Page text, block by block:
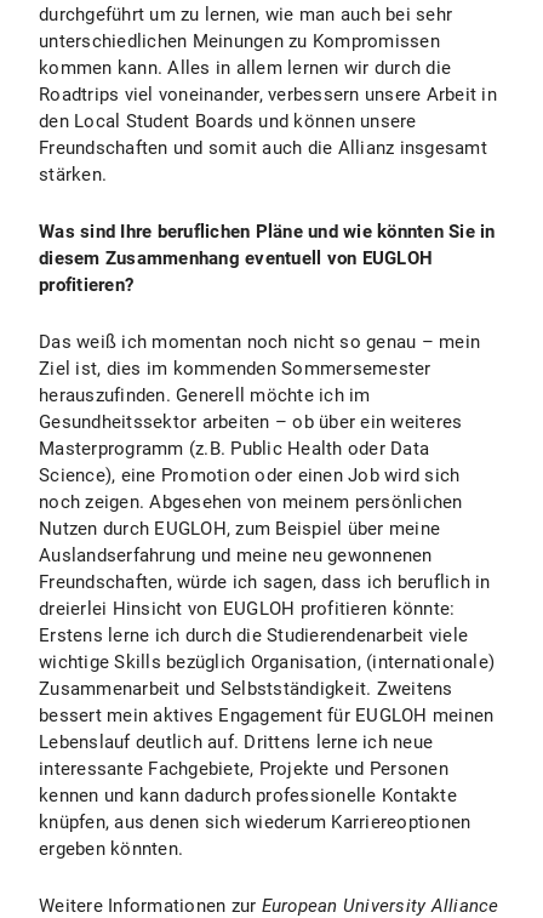
durchgeführt um zu lernen, wie man auch bei sehr
unterschiedlichen Meinungen zu Kompromissen
kommen kann. Alles in allem lernen wir durch die
Roadtrips viel voneinander, verbessern unsere Arbeit in
den Local Student Boards und können unsere
Freundschaften und somit auch die Allianz insgesamt
stärken.
Was sind Ihre beruflichen Pläne und wie könnten Sie in
diesem Zusammenhang eventuell von EUGLOH
profitieren?
Das weiß ich momentan noch nicht so genau – mein
Ziel ist, dies im kommenden Sommersemester
herauszufinden. Generell möchte ich im
Gesundheitssektor arbeiten – ob über ein weiteres
Masterprogramm (z.B. Public Health oder Data
Science), eine Promotion oder einen Job wird sich
noch zeigen. Abgesehen von meinem persönlichen
Nutzen durch EUGLOH, zum Beispiel über meine
Auslandserfahrung und meine neu gewonnenen
Freundschaften, würde ich sagen, dass ich beruflich in
dreierlei Hinsicht von EUGLOH profitieren könnte:
Erstens lerne ich durch die Studierendenarbeit viele
wichtige Skills bezüglich Organisation, (internationale)
Zusammenarbeit und Selbstständigkeit. Zweitens
bessert mein aktives Engagement für EUGLOH meinen
Lebenslauf deutlich auf. Drittens lerne ich neue
interessante Fachgebiete, Projekte und Personen
kennen und kann dadurch professionelle Kontakte
knüpfen, aus denen sich wiederum Karriereoptionen
ergeben könnten.
Weitere Informationen zur European University Alliance